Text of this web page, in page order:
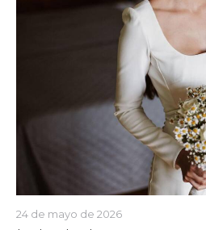
24 de mayo de 2026